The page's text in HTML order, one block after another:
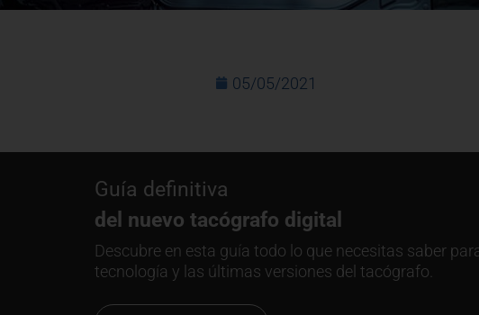
05/05/2021
Guía definitiva
del nuevo tacógrafo digital
Descubre en esta guía todo lo que necesitas saber
tecnología y las últimas versiones del tacógrafo.